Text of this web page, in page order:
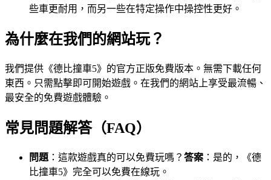
些車更耐用，而另一些在特定操作中操控性更好。
為什麼在我們的網站玩？
我們提供《德比撞車5》的官方正版免費版本。無需下載任何
東西。只需點擊即可開始遊戲。在我們的網站上享受最流暢、
最安全的免費遊戲體驗。
常見問題解答（FAQ）
問題 ：這款遊戲真的可以免費玩嗎？ 答案 ：是的，《德
比撞車5》完全可以免費在線玩。